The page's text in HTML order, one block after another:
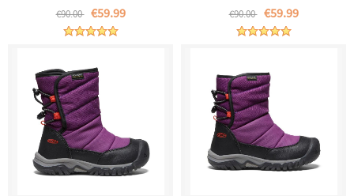
€90.00 €59.99
€90.00 €59.99